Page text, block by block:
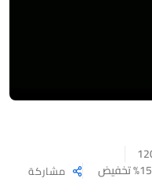
مشاركة